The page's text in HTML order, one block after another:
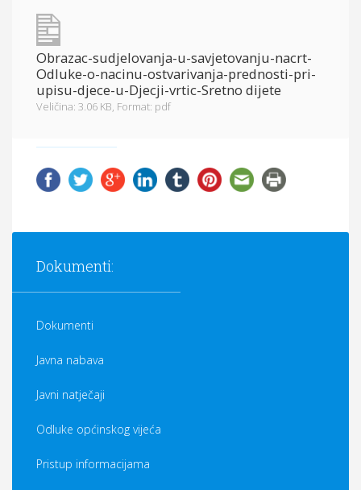
Obrazac-sudjelovanja-u-savjetovanju-nacrt-
Odluke-o-nacinu-ostvarivanja-prednosti-pri-
upisu-djece-u-Djecji-vrtic-Sretno dijete
Veličina: 3.06 KB, Format: pdf
Dokumenti:
Dokumenti
Javna nabava
Javni natječaji
Odluke općinskog vijeća
Pristup informacijama